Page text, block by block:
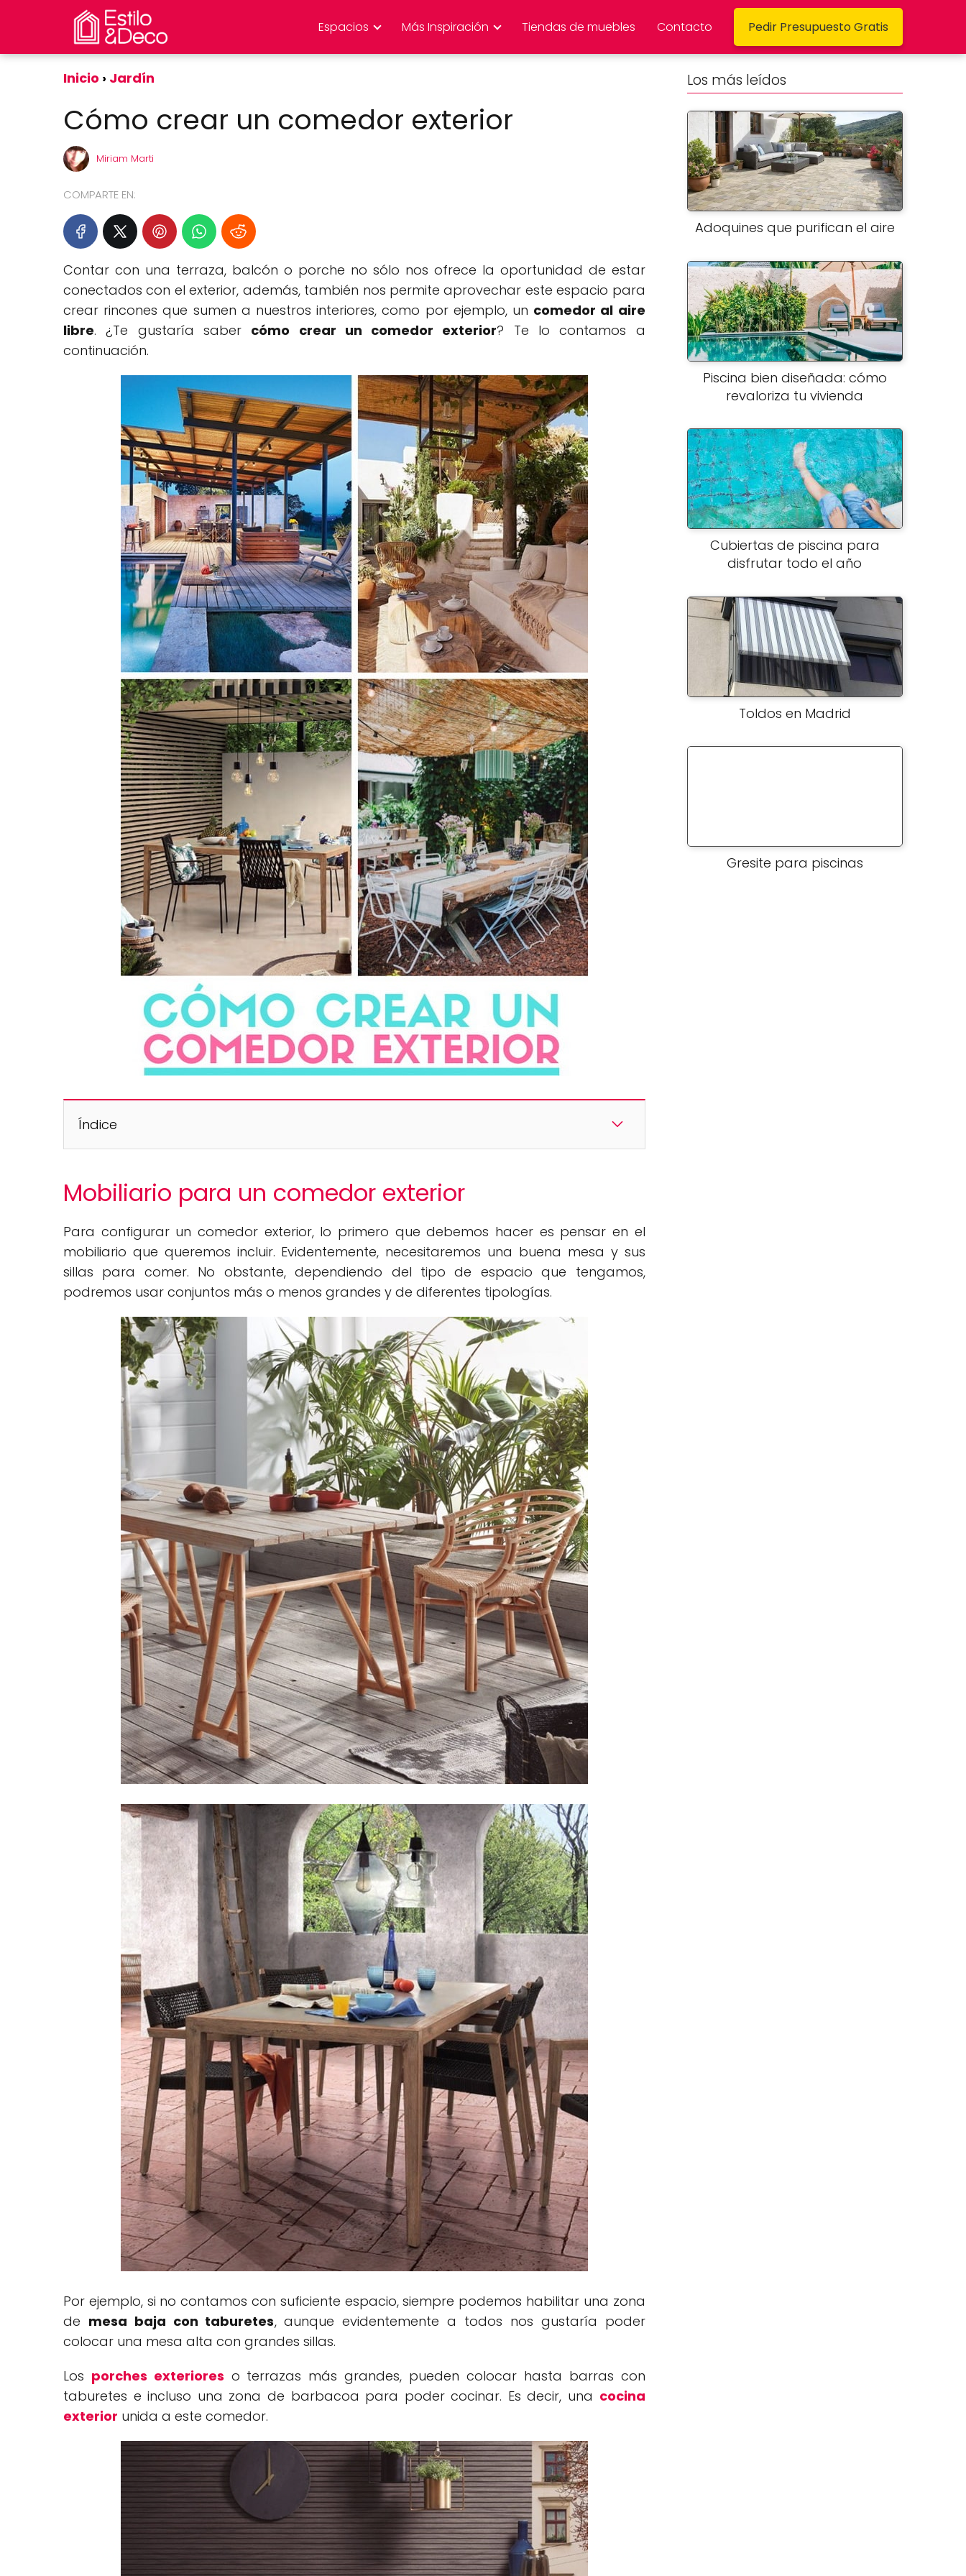
Espacios Más Inspiración Tiendas de muebles Contacto Pedir Presupuesto Gratis
Inicio Jardín
Cómo crear un comedor exterior
Miriam Marti
COMPARTE EN:
Contar con una terraza, balcón o porche no sólo nos ofrece la oportunidad de estar
conectados con el exterior, además, también nos permite aprovechar este espacio para
crear rincones que sumen a nuestros interiores, como por ejemplo, un comedor al aire
libre. ¿Te gustaría saber cómo crear un comedor exterior? Te lo contamos a
continuación.
Índice
Mobiliario para un comedor exterior
Para configurar un comedor exterior, lo primero que debemos hacer es pensar en el
mobiliario que queremos incluir. Evidentemente, necesitaremos una buena mesa y sus
sillas para comer. No obstante, dependiendo del tipo de espacio que tengamos,
podremos usar conjuntos más o menos grandes y de diferentes tipologías.
Por ejemplo, si no contamos con suficiente espacio, siempre podemos habilitar una zona
de mesa baja con taburetes, aunque evidentemente a todos nos gustaría poder
colocar una mesa alta con grandes sillas.
Los porches exteriores o terrazas más grandes, pueden colocar hasta barras con
taburetes e incluso una zona de barbacoa para poder cocinar. Es decir, una cocina
exterior unida a este comedor.
Los más leídos
Adoquines que purifican el aire
Piscina bien diseñada: cómo
revaloriza tu vivienda
Cubiertas de piscina para
disfrutar todo el año
Toldos en Madrid
Gresite para piscinas